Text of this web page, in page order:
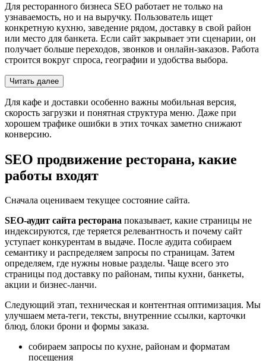
Для ресторанного бизнеса SEO работает не только на
узнаваемость, но и на выручку. Пользователь ищет
конкретную кухню, заведение рядом, доставку в свой район
или место для банкета. Если сайт закрывает эти сценарии, он
получает больше переходов, звонков и онлайн-заказов. Работа
строится вокруг спроса, географии и удобства выбора.
Читать далее
Для кафе и доставки особенно важны мобильная версия,
скорость загрузки и понятная структура меню. Даже при
хорошем трафике ошибки в этих точках заметно снижают
конверсию.
SEO продвижение ресторана, какие
работы входят
Сначала оцениваем текущее состояние сайта.
SEO-аудит сайта ресторана показывает, какие страницы не
индексируются, где теряется релевантность и почему сайт
уступает конкурентам в выдаче. После аудита собираем
семантику и распределяем запросы по страницам. Затем
определяем, где нужны новые разделы. Чаще всего это
страницы под доставку по районам, типы кухни, банкеты,
акции и бизнес-ланчи.
Следующий этап, техническая и контентная оптимизация. Мы
улучшаем мета-теги, тексты, внутренние ссылки, карточки
блюд, блоки брони и формы заказа.
собираем запросы по кухне, районам и форматам
посещения